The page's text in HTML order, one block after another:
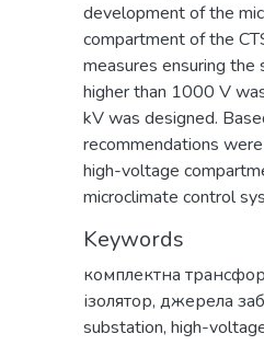
development of the
compartment of the
measures ensuring
higher than 1000 V
kV was designed.
recommendations
high-voltage
microclimate control
Keywords
комплектна
ізолятор, джерела
substation, high-